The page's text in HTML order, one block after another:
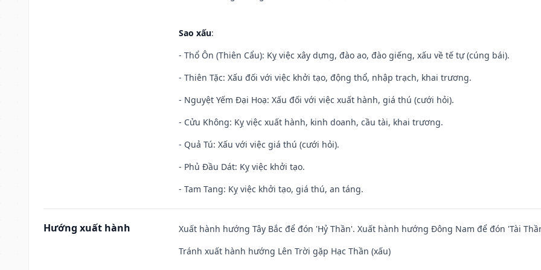
Sao xấu:
- Thổ Ôn (Thiên Cẩu): Kỵ việc xây dựng, đào ao, đào giếng, xấu về tế tự (cúng bái).
- Thiên Tặc: Xấu đối với việc khởi tạo, động thổ, nhập trạch, khai trương.
- Nguyệt Yếm Đại Hoạ: Xấu đối với việc xuất hành, giá thú (cưới hỏi).
- Cửu Không: Kỵ việc xuất hành, kinh doanh, cầu tài, khai trương.
- Quả Tú: Xấu với việc giá thú (cưới hỏi).
- Phủ Đầu Dát: Kỵ việc khởi tạo.
- Tam Tang: Kỵ việc khởi tạo, giá thú, an táng.
Hướng xuất hành
Xuất hành hướng Tây Bắc để đón 'Hỷ Thần'. Xuất hành hướng Đông Nam để đón 'Tài
Tránh xuất hành hướng Lên Trời gặp Hạc Thần (xấu)